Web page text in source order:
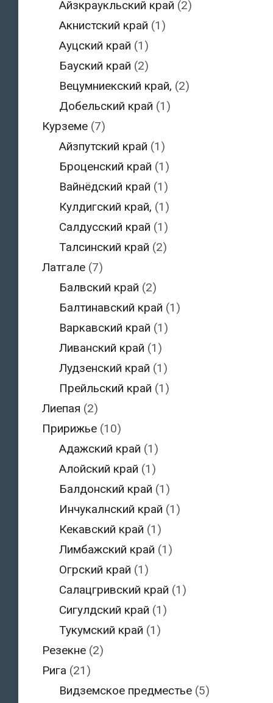
Айзкраукльский край (2)
Акнистский край (1)
Ауцский край (1)
Бауский край (2)
Вецумниекский край, (2)
Добельский край (1)
Курземе(7)
Айзпутский край (1)
Броценский край (1)
Вайнёдский край (1)
Кулдигский край, (1)
Салдусский край (1)
Талсинский край (2)
Латгале(7)
Балвский край (2)
Балтинавский край (1)
Варкавский край (1)
Ливанский край (1)
Лудзенский край (1)
Прейльский край (1)
Лиепая (2)
Пририжье(10)
Адажский край (1)
Алойский край (1)
Балдонский край (1)
Инчукалнский край (1)
Кекавский край (1)
Лимбажский край (1)
Огрский край (1)
Салацгривский край (1)
Сигулдский край (1)
Тукумский край (1)
Резекне(2)
Рига (21)
Видземское предместье (5)